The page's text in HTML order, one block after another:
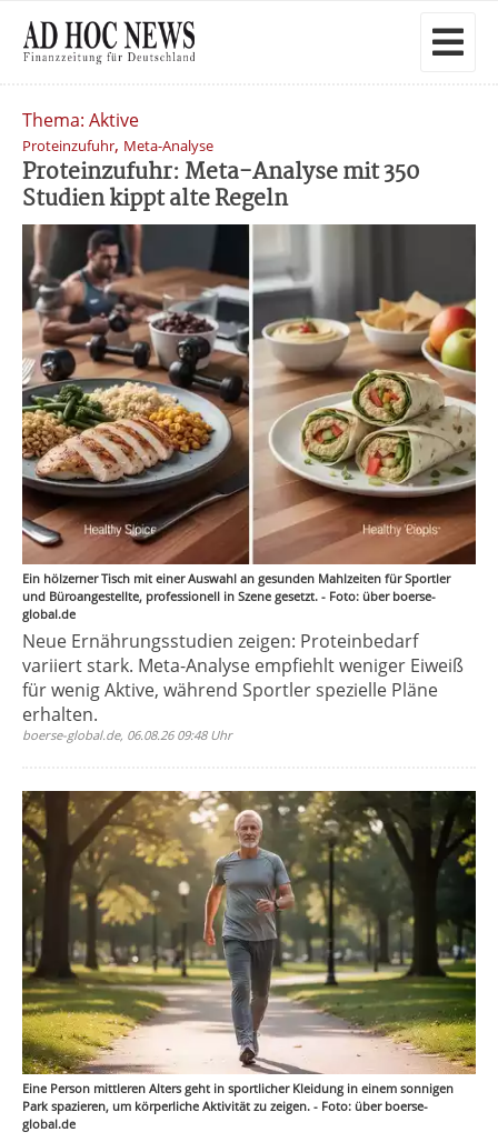
Thema: Aktive
Proteinzufuhr, Meta-Analyse
Proteinzufuhr: Meta-Analyse mit 350
Studien kippt alte Regeln
Ein hölzerner Tisch mit einer Auswahl an gesunden Mahlzeiten für Sportler
und Büroangestellte, professionell in Szene gesetzt. - Foto: über boerse-
global.de
Neue Ernährungsstudien zeigen: Proteinbedarf
variiert stark. Meta-Analyse empfiehlt weniger Eiweiß
für wenig Aktive, während Sportler spezielle Pläne
erhalten.
boerse-global.de, 06.08.26 09:48 Uhr
Eine Person mittleren Alters geht in sportlicher Kleidung in einem sonnigen
Park spazieren, um körperliche Aktivität zu zeigen. - Foto: über boerse-
global.de